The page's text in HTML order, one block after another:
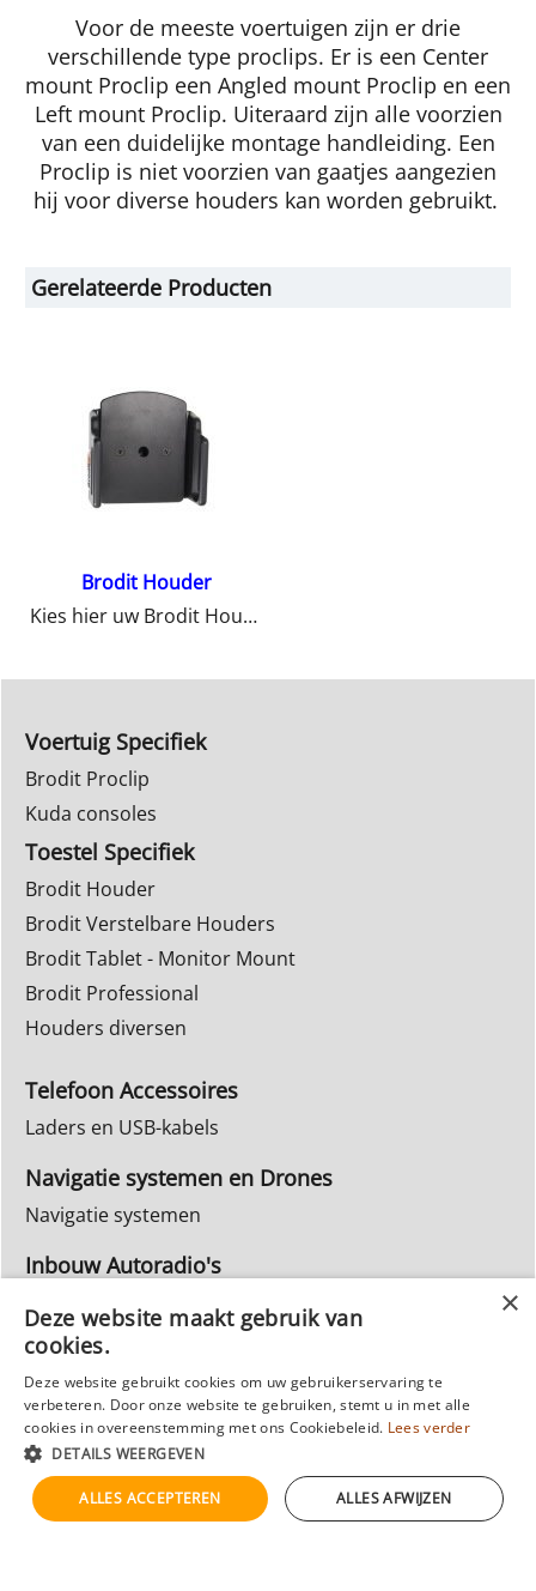
Voor de meeste voertuigen zijn er drie
verschillende type proclips. Er is een Center
mount Proclip een Angled mount Proclip en een
Left mount Proclip. Uiteraard zijn alle voorzien
van een duidelijke montage handleiding. Een
Proclip is niet voorzien van gaatjes aangezien
hij voor diverse houders kan worden gebruikt.
Gerelateerde Producten
Brodit Houder
Kies hier uw Brodit Houder
Voertuig Specifiek
Brodit Proclip
Kuda consoles
Toestel Specifiek
Brodit Houder
Brodit Verstelbare Houders
Brodit Tablet - Monitor Mount
Brodit Professional
Houders diversen
Telefoon Accessoires
Laders en USB-kabels
Navigatie systemen en Drones
Navigatie systemen
Inbouw Autoradio's
Info Webwinkel
Ruilen & Retourneren
Privacy
Reparatie
Webwinkel gemaakt met
Deze website maakt gebruik van
cookies.
Deze website gebruikt cookies om uw gebruikerservaring te
verbeteren. Door onze website te gebruiken, stemt u in met alle
cookies in overeenstemming met ons Cookiebeleid. Lees verder
DETAILS WEERGEVEN
ALLES ACCEPTEREN ALLES AFWIJZEN